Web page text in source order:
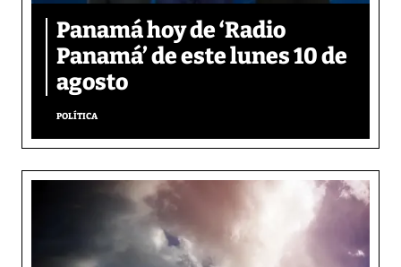
Panamá hoy de ‘Radio
Panamá’ de este lunes 10 de
agosto
POLÍTICA